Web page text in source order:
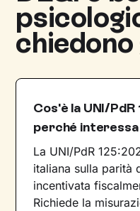
chiedono
Cos'è la UNI/
perché interessa
La UNI/PdR
italiana sulla parità
incentivata
Richiede la